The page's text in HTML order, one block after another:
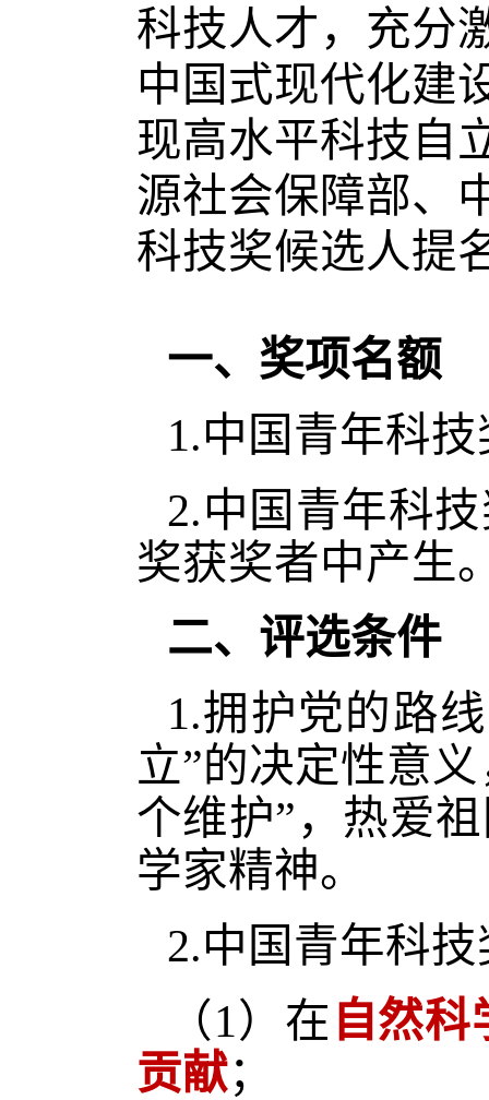
科技人才，充分
中国式现代化建
现高水平科技自
源社会保障部、
科技奖候选人提
一、奖项名额
1.中国青年科
2.中国青年科
奖获奖者中产生
二、评选条件
1.拥护党的路
立”的决定性意
个维护”，热爱
学家精神。
2.中国青年科
（1）在 自然
贡献；